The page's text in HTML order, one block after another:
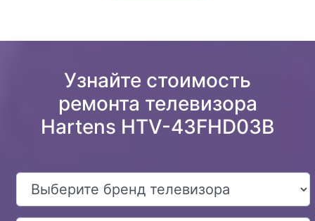
Узнайте стоимость
ремонта телевизора
Hartens HTV-43FHD03B